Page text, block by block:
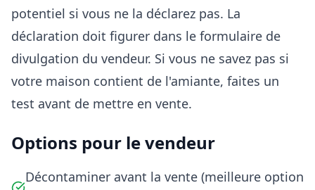
potentiel si vous ne la déclarez pas. La
déclaration doit figurer dans le formulaire de
divulgation du vendeur. Si vous ne savez pas si
votre maison contient de l'amiante, faites un
test avant de mettre en vente.
Options pour le vendeur
Décontaminer avant la vente (meilleure option